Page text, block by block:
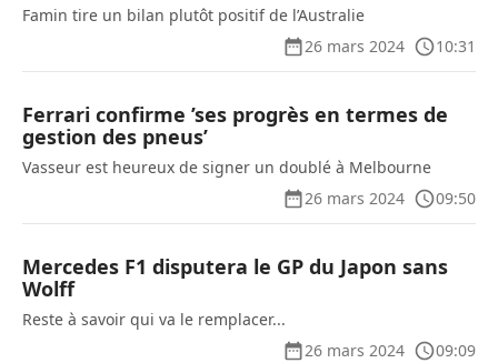
Famin tire un bilan plutôt positif de l’Australie
26 mars 2024
10:31
Ferrari confirme ’ses progrès en termes de
gestion des pneus’
Vasseur est heureux de signer un doublé à Melbourne
26 mars 2024
09:50
Mercedes F1 disputera le GP du Japon sans
Wolff
Reste à savoir qui va le remplacer...
26 mars 2024
09:09